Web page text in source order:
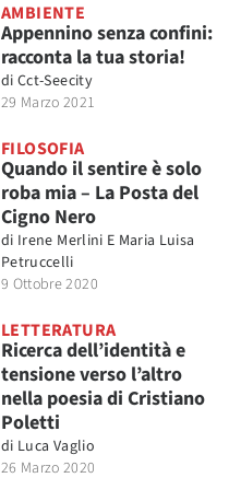
AMBIENTE
Appennino senza confini:
racconta la tua storia!
di Cct-Seecity
29 Marzo 2021
FILOSOFIA
Quando il sentire è solo
roba mia – La Posta del
Cigno Nero
di Irene Merlini E Maria Luisa
Petruccelli
9 Ottobre 2020
LETTERATURA
Ricerca dell’identità e
tensione verso l’altro
nella poesia di Cristiano
Poletti
di Luca Vaglio
26 Marzo 2020